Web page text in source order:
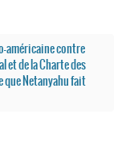
américaine contre
de la Charte des
que Netanyahu fait